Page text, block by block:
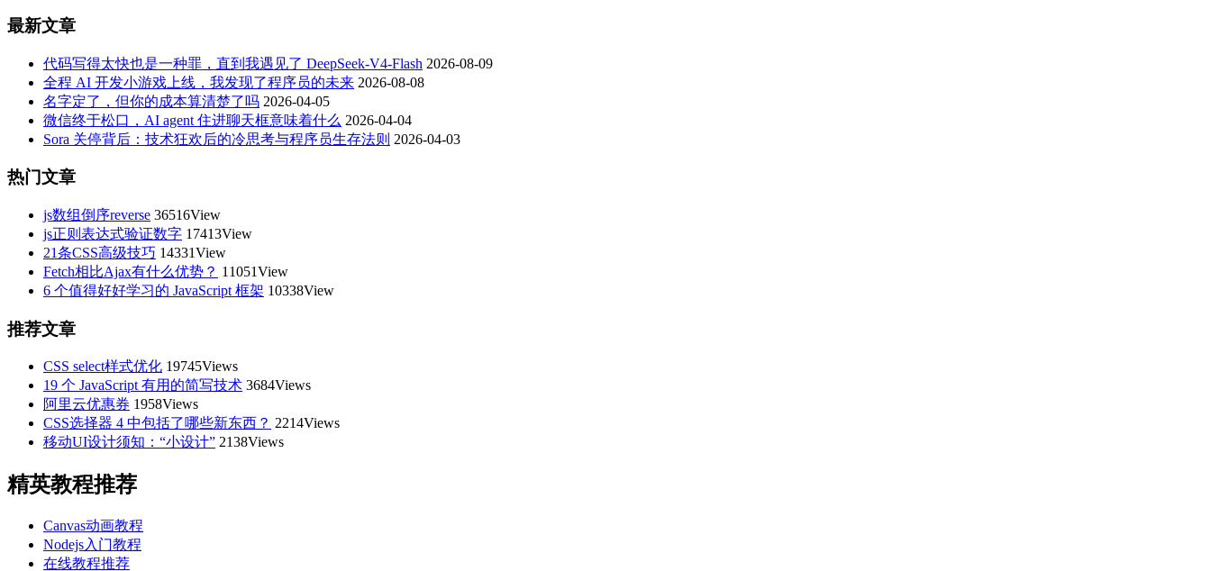
最新文章
代码写得太快也是一种罪，直到我遇见了 DeepSeek-V4-Flash 2026-08-09
全程 AI 开发小游戏上线，我发现了程序员的未来 2026-08-08
名字定了，但你的成本算清楚了吗 2026-04-05
微信终于松口，AI agent 住进聊天框意味着什么 2026-04-04
Sora 关停背后：技术狂欢后的冷思考与程序员生存法则 2026-04-03
热门文章
js数组倒序reverse 36516View
js正则表达式验证数字 17413View
21条CSS高级技巧 14331View
Fetch相比Ajax有什么优势？ 11051View
6 个值得好好学习的 JavaScript 框架 10338View
推荐文章
CSS select样式优化 19745Views
19 个 JavaScript 有用的简写技术 3684Views
阿里云优惠券 1958Views
CSS选择器 4 中包括了哪些新东西？ 2214Views
移动UI设计须知：“小设计” 2138Views
精英教程推荐
Canvas动画教程
Nodejs入门教程
在线教程推荐